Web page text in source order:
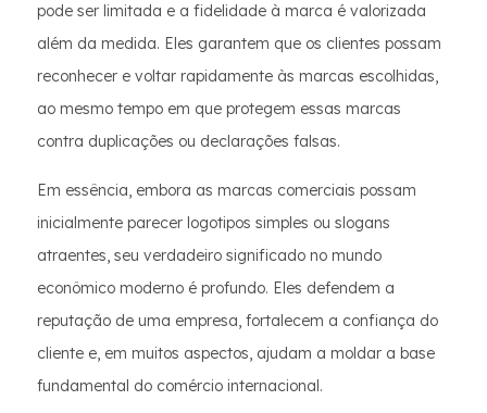
pode ser limitada e a fidelidade à marca é valorizada
além da medida. Eles garantem que os clientes possam
reconhecer e voltar rapidamente às marcas escolhidas,
ao mesmo tempo em que protegem essas marcas
contra duplicações ou declarações falsas.
Em essência, embora as marcas comerciais possam
inicialmente parecer logotipos simples ou slogans
atraentes, seu verdadeiro significado no mundo
econômico moderno é profundo. Eles defendem a
reputação de uma empresa, fortalecem a confiança do
cliente e, em muitos aspectos, ajudam a moldar a base
fundamental do comércio internacional.